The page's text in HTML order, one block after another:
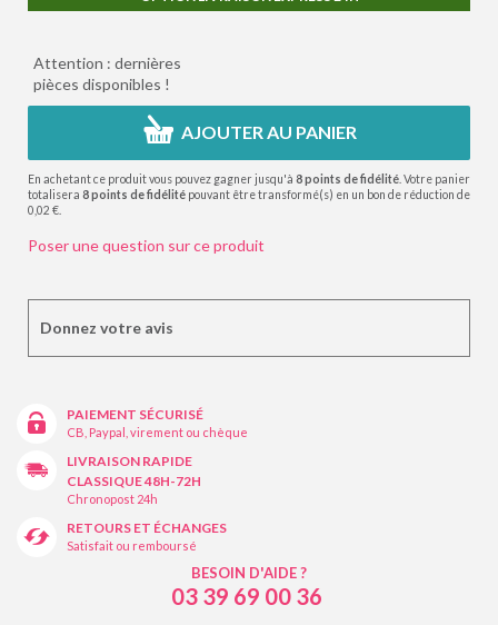
Attention : dernières
pièces disponibles !
AJOUTER AU PANIER
En achetant ce produit vous pouvez gagner jusqu'à 8points de fidélité . Votre panier
totalisera 8points de fidélité pouvant être transformé(s) en un bon de réduction de
0,02 €
Poser une question sur ce produit
Donnez votre avis
PAIEMENT SÉCURISÉ
CB, Paypal, virement ou chèque
LIVRAISON RAPIDE
CLASSIQUE 48H-72H
Chronopost 24h
RETOURS ET ÉCHANGES
Satisfait ou remboursé
BESOIN D'AIDE ?
03 39 69 00 36